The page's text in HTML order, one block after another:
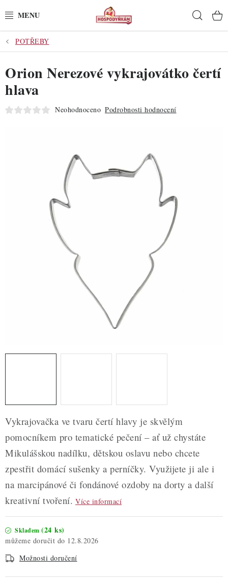
na
POTŘEBY
POMŮCKY
SUROVINY
POCHUTINY
ZDRAVÉ PEČENÍ
DÁRKOVÉ POUKAZY
TÉMATICKÉ PRODUKTY
Hodnocení obchodu
Blog
Moje objednávka
Podmínky ochrany osobních údajů
POTŘEBY
Vykrajovačka ve tvaru čertí hlavy je skvělým
pomocníkem pro tematické pečení – ať už chystáte
Mikulášskou nadílku, dětskou oslavu nebo chcete
zpestřit domácí sušenky a perníčky. Využijete ji ale i
na marcipánové či fondánové ozdoby na dorty a další
kreativní tvoření. Více informací
Skladem (24 ks)
12.8.2026
Možnosti doručení
Orion Nerezové vykrajovátko čertí
hlava
Neohodnoceno Podrobnosti hodnocení